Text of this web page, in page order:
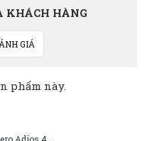
KHÁCH HÀNG
GIÁ
phẩm này.
Adios 4